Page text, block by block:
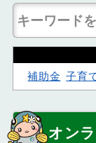
補助金 子育
オン